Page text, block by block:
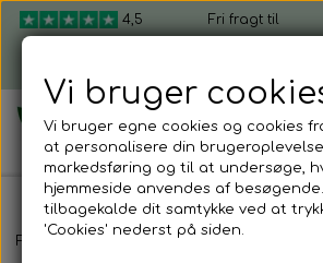
4,5
Fri fragt til
Forside Shop mikrogrønt
Vi bruger
Vi bruger egne cookies og cookies
at personalisere din
markedsføring og til at undersøge,
hjemmeside anvendes af
tilbagekalde dit samtykke ved at
'Cookies' nederst på siden.